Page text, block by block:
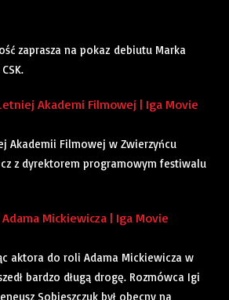
zaprasza na pokaz debiutu Marka
Akademi Filmowej | Iga Movie
Akademii Filmowej w Zwierzyńcu
z dyrektorem programowym festiwalu
Adama Mickiewicza | Iga Movie
aktora do roli Adama Mickiewicza w
bardzo długą drogę. Rozmówca Igi
Sobieszczuk był obecny na